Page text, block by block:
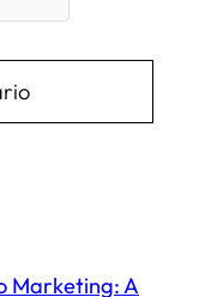
Marketing: A